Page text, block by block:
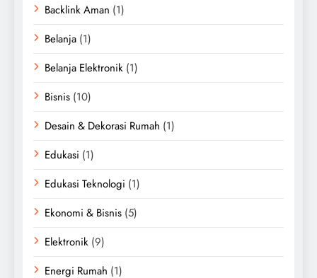
Backlink Aman (1)
Belanja (1)
Belanja Elektronik (1)
Bisnis (10)
Desain & Dekorasi Rumah (1)
Edukasi (1)
Edukasi Teknologi (1)
Ekonomi & Bisnis (5)
Elektronik (9)
Energi Rumah (1)